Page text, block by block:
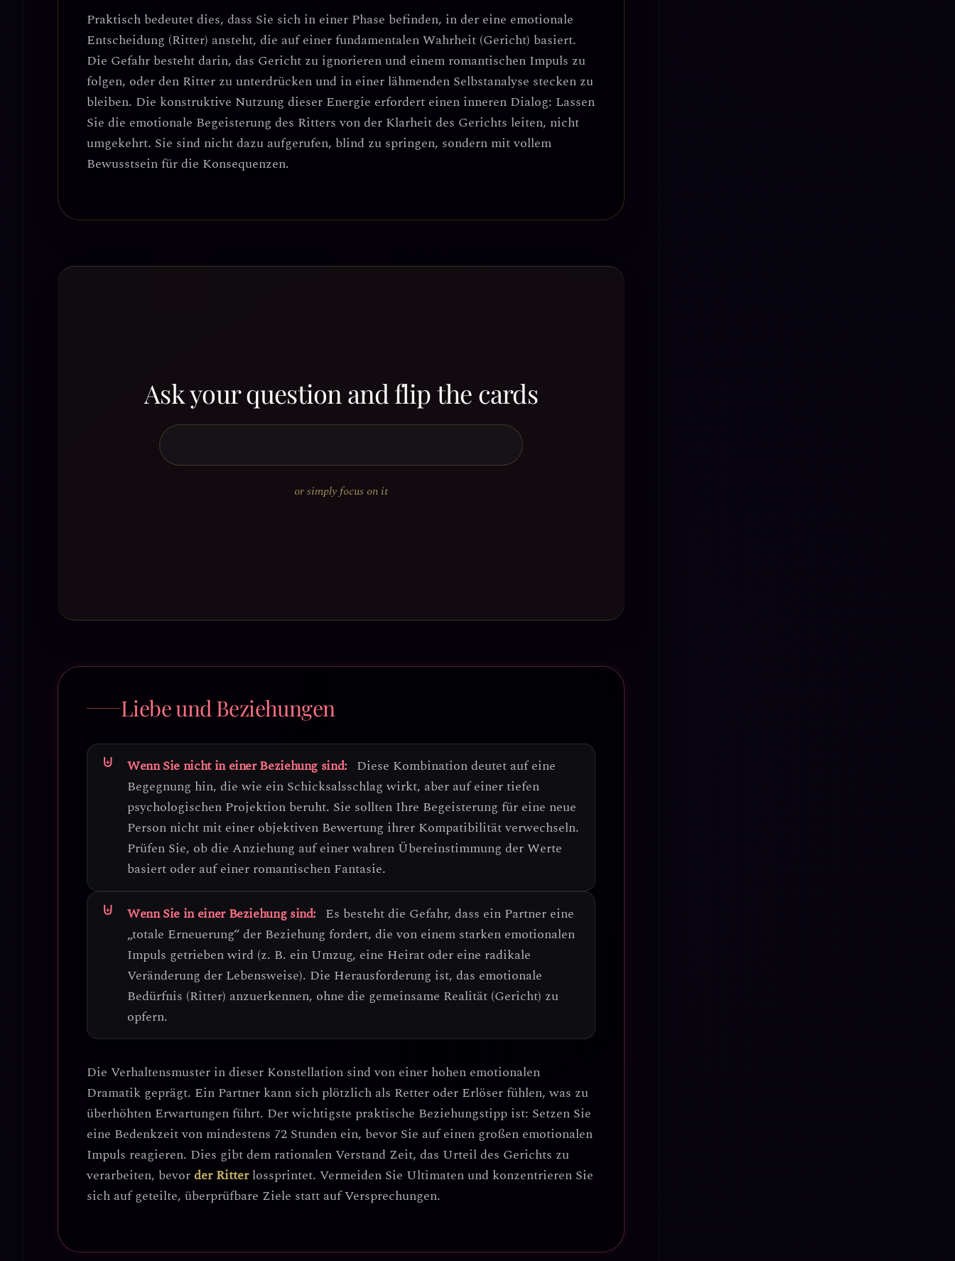
Praktisch bedeutet dies, dass Sie sich in einer Phase befinden, in der eine emotionale
Entscheidung (Ritter) ansteht, die auf einer fundamentalen Wahrheit (Gericht) basiert.
Die Gefahr besteht darin, das Gericht zu ignorieren und einem romantischen Impuls zu
folgen, oder den Ritter zu unterdrücken und in einer lähmenden Selbstanalyse stecken zu
bleiben. Die konstruktive Nutzung dieser Energie erfordert einen inneren Dialog: Lassen
Sie die emotionale Begeisterung des Ritters von der Klarheit des Gerichts leiten, nicht
umgekehrt. Sie sind nicht dazu aufgerufen, blind zu springen, sondern mit vollem
Bewusstsein für die Konsequenzen.
Ask your question and flip the cards
or simply focus on it
Liebe und Beziehungen
Wenn Sie nicht in einer Beziehung sind: Diese Kombination deutet auf eine
Begegnung hin, die wie ein Schicksalsschlag wirkt, aber auf einer tiefen
psychologischen Projektion beruht. Sie sollten Ihre Begeisterung für eine neue
Person nicht mit einer objektiven Bewertung ihrer Kompatibilität verwechseln.
Prüfen Sie, ob die Anziehung auf einer wahren Übereinstimmung der Werte
basiert oder auf einer romantischen Fantasie.
Wenn Sie in einer Beziehung sind: Es besteht die Gefahr, dass ein Partner eine
„totale Erneuerung“ der Beziehung fordert, die von einem starken emotionalen
Impuls getrieben wird (z. B. ein Umzug, eine Heirat oder eine radikale
Veränderung der Lebensweise). Die Herausforderung ist, das emotionale
Bedürfnis (Ritter) anzuerkennen, ohne die gemeinsame Realität (Gericht) zu
opfern.
Die Verhaltensmuster in dieser Konstellation sind von einer hohen emotionalen
Dramatik geprägt. Ein Partner kann sich plötzlich als Retter oder Erlöser fühlen, was zu
überhöhten Erwartungen führt. Der wichtigste praktische Beziehungstipp ist: Setzen Sie
eine Bedenkzeit von mindestens 72 Stunden ein, bevor Sie auf einen großen emotionalen
Impuls reagieren. Dies gibt dem rationalen Verstand Zeit, das Urteil des Gerichts zu
verarbeiten, bevorder Ritterlossprintet. Vermeiden Sie Ultimaten und konzentrieren Sie
sich aufgeteilte, überprüfbare Ziele statt auf Versprechungen.